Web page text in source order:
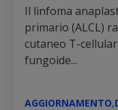
Il linfoma
primario (ALCL)
cutaneo T-
fungoide...
AGGIORNAMENTO,